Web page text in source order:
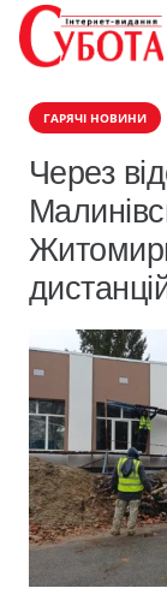
ГАРЯЧІ НОВИНИ
Через